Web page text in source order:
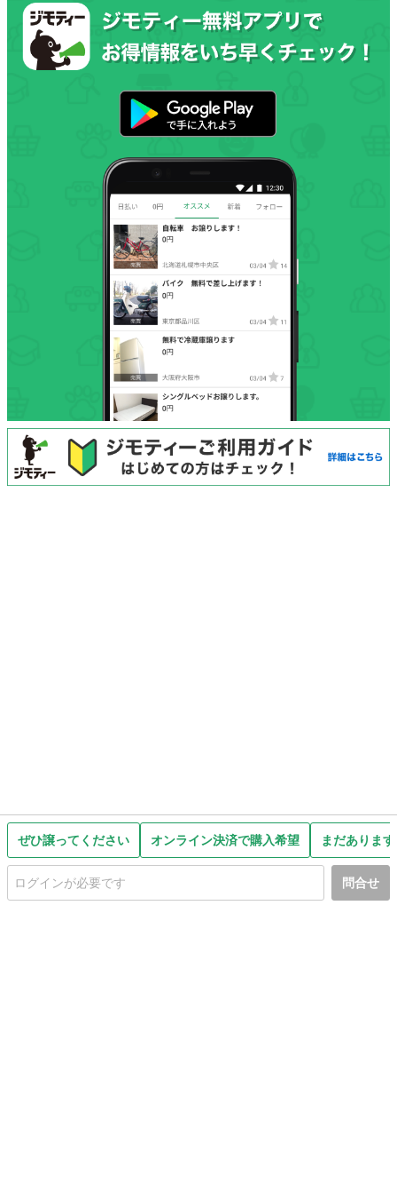
ぜひ譲ってください オンライン決済で購入希望 まだありま
問合せ